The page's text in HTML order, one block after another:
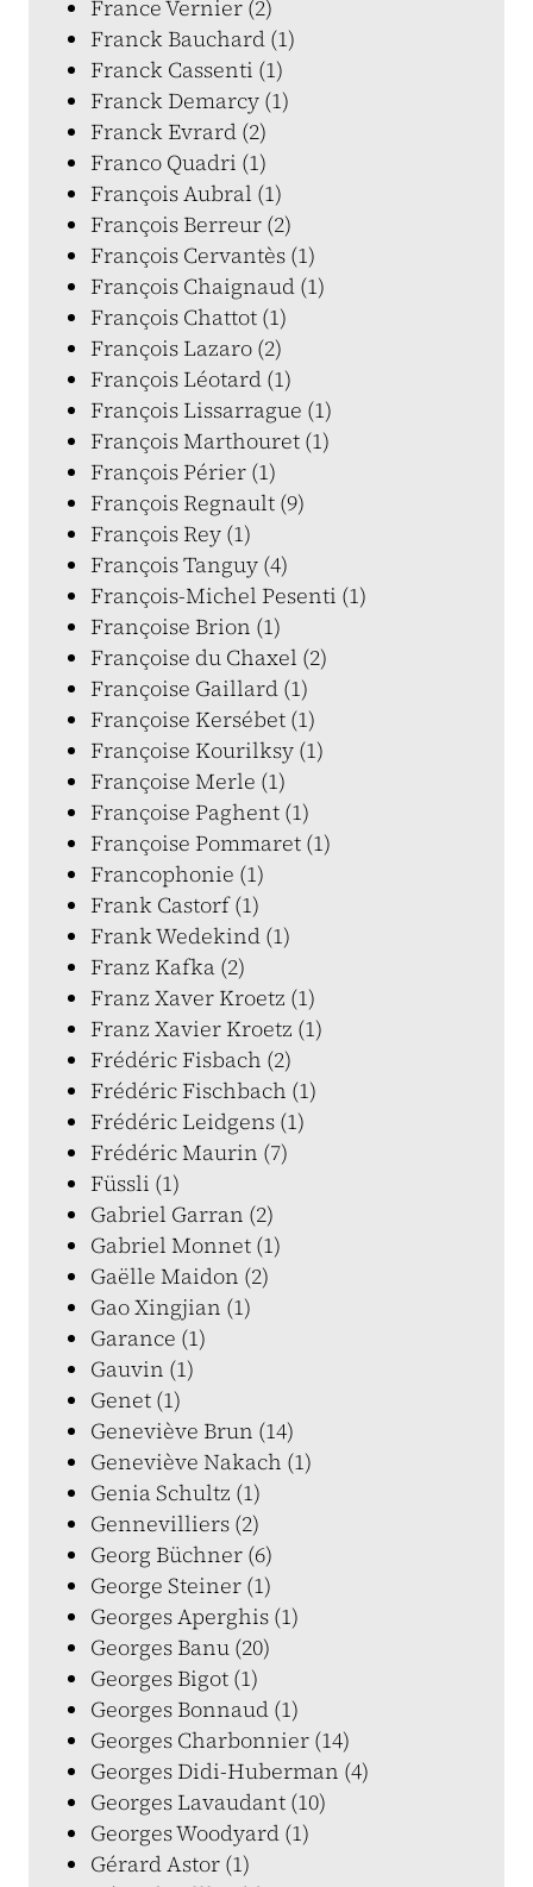
France Vernier (2)
Franck Bauchard (1)
Franck Cassenti (1)
Franck Demarcy (1)
Franck Evrard (2)
Franco Quadri (1)
François Aubral (1)
François Berreur (2)
François Cervantès (1)
François Chaignaud (1)
François Chattot (1)
François Lazaro (2)
François Léotard (1)
François Lissarrague (1)
François Marthouret (1)
François Périer (1)
François Regnault (9)
François Rey (1)
François Tanguy (4)
François-Michel Pesenti (1)
Françoise Brion (1)
Françoise du Chaxel (2)
Françoise Gaillard (1)
Françoise Kersébet (1)
Françoise Kourilksy (1)
Françoise Merle (1)
Françoise Paghent (1)
Françoise Pommaret (1)
Francophonie (1)
Frank Castorf (1)
Frank Wedekind (1)
Franz Kafka (2)
Franz Xaver Kroetz (1)
Franz Xavier Kroetz (1)
Frédéric Fisbach (2)
Frédéric Fischbach (1)
Frédéric Leidgens (1)
Frédéric Maurin (7)
Füssli (1)
Gabriel Garran (2)
Gabriel Monnet (1)
Gaëlle Maidon (2)
Gao Xingjian (1)
Garance (1)
Gauvin (1)
Genet (1)
Geneviève Brun (14)
Geneviève Nakach (1)
Genia Schultz (1)
Gennevilliers (2)
Georg Büchner (6)
George Steiner (1)
Georges Aperghis (1)
Georges Banu (20)
Georges Bigot (1)
Georges Bonnaud (1)
Georges Charbonnier (14)
Georges Didi-Huberman (4)
Georges Lavaudant (10)
Georges Woodyard (1)
Gérard Astor (1)